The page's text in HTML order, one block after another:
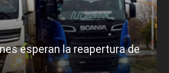
esperan la reapertura de